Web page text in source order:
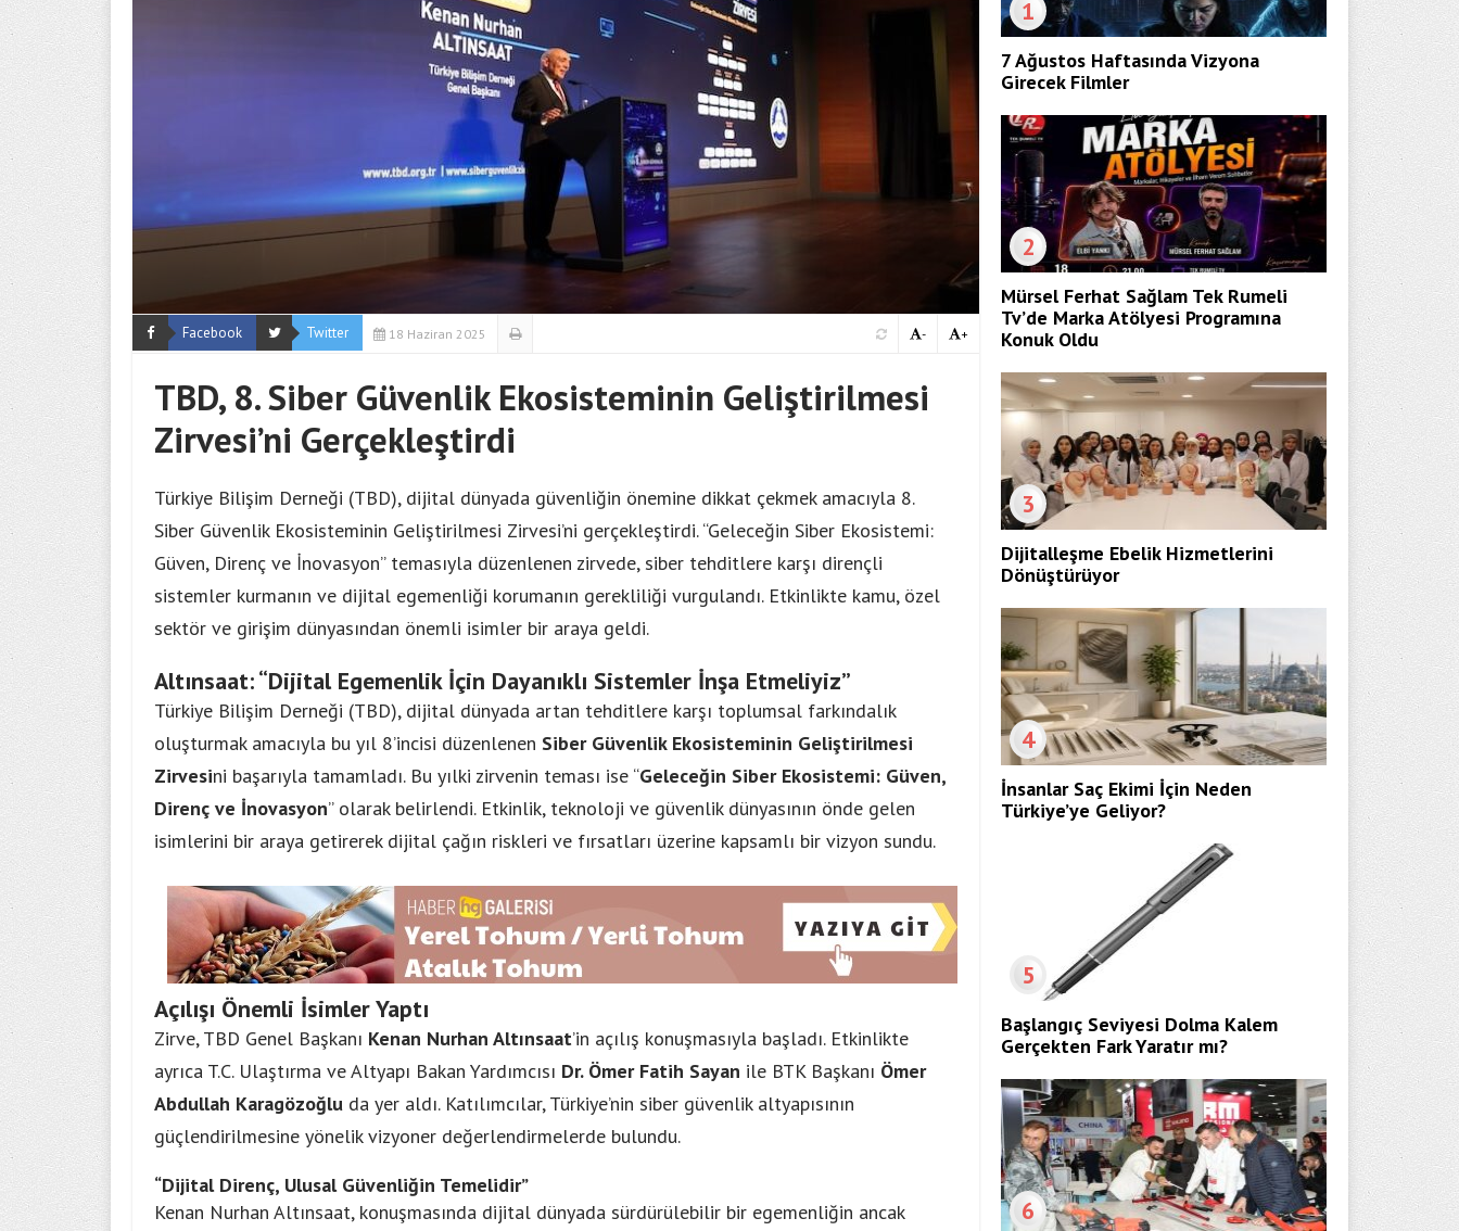
Facebook Twitter 18 Haziran 2025 +
-
TBD, 8. Siber Güvenlik Ekosisteminin Geliştirilmesi
Zirvesi’ni Gerçekleştirdi
Türkiye Bilişim Derneği (TBD), dijital dünyada güvenliğin önemine dikkat çekmek amacıyla 8.
Siber Güvenlik Ekosisteminin Geliştirilmesi Zirvesi’ni gerçekleştirdi. “Geleceğin Siber Ekosistemi:
Güven, Direnç ve İnovasyon” temasıyla düzenlenen zirvede, siber tehditlere karşı dirençli
sistemler kurmanın ve dijital egemenliği korumanın gerekliliği vurgulandı. Etkinlikte kamu, özel
sektör ve girişim dünyasından önemli isimler bir araya geldi.
Altınsaat: “Dijital Egemenlik İçin Dayanıklı Sistemler İnşa Etmeliyiz”
Türkiye Bilişim Derneği (TBD), dijital dünyada artan tehditlere karşı toplumsal farkındalık
oluşturmak amacıyla bu yıl 8’incisi düzenlenen Siber Güvenlik Ekosisteminin Geliştirilmesi
Zirvesini başarıyla tamamladı. Bu yılki zirvenin teması ise “Geleceğin Siber Ekosistemi: Güven,
Direnç ve İnovasyon” olarak belirlendi. Etkinlik, teknoloji ve güvenlik dünyasının önde gelen
isimlerini bir araya getirerek dijital çağın riskleri ve fırsatları üzerine kapsamlı bir vizyon sundu.
Açılışı Önemli İsimler Yaptı
Zirve, TBD Genel Başkanı Kenan Nurhan Altınsaat’in açılış konuşmasıyla başladı. Etkinlikte
ayrıca T.C. Ulaştırma ve Altyapı Bakan Yardımcısı Dr. Ömer Fatih Sayan ile BTK Başkanı Ömer
Abdullah Karagözoğlu da yer aldı. Katılımcılar, Türkiye’nin siber güvenlik altyapısının
güçlendirilmesine yönelik vizyoner değerlendirmelerde bulundu.
“Dijital Direnç, Ulusal Güvenliğin Temelidir”
Kenan Nurhan Altınsaat, konuşmasında dijital dünyada sürdürülebilir bir egemenliğin ancak
1
7 Ağustos Haftasında Vizyona
Girecek Filmler
2
Mürsel Ferhat Sağlam Tek Rumeli
Tv’de Marka Atölyesi Programına
Konuk Oldu
3
Dijitalleşme Ebelik Hizmetlerini
Dönüştürüyor
4
İnsanlar Saç Ekimi İçin Neden
Türkiye’ye Geliyor?
5
Başlangıç Seviyesi Dolma Kalem
Gerçekten Fark Yaratır mı?
6